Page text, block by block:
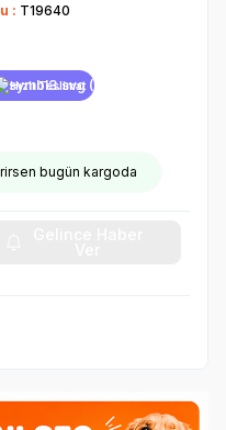
: T19640
Hızlı Teslimat
bugün kargoda